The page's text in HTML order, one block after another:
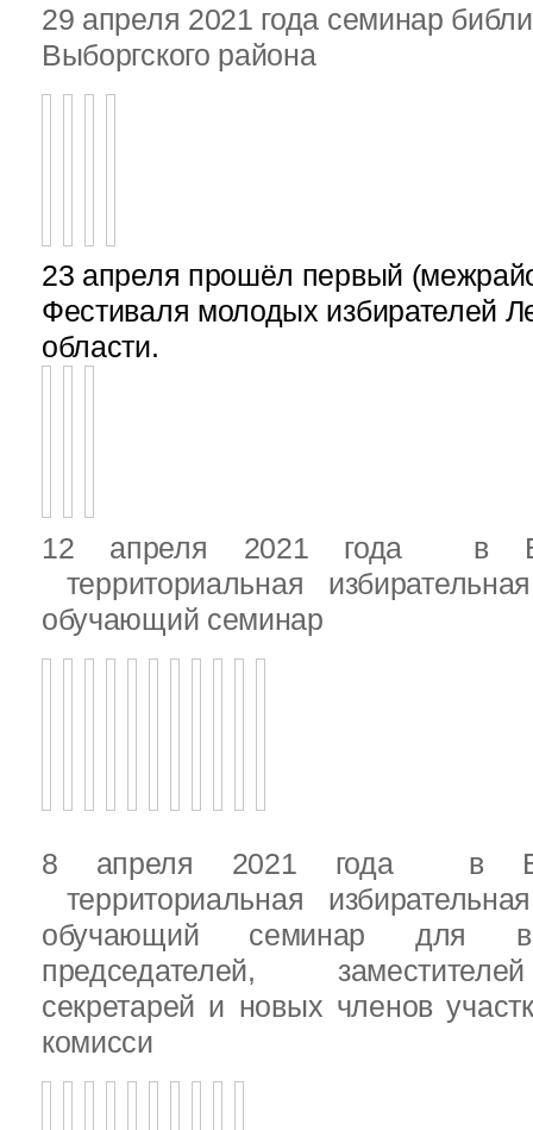
29 апреля 2021 года семинар
Выборгского района
23 апреля прошёл первый
Фестиваля молодых избирателей
области.
12 апреля 2021 года в
территориальная
обучающий семинар
8 апреля 2021 года в
территориальная
обучающий семинар для
председателей,
секретарей и новых членов
комисси